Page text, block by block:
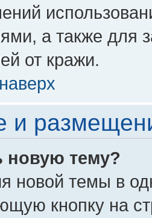
а также для
от кражи.
и
новую тему?
новой темы в
кнопку на